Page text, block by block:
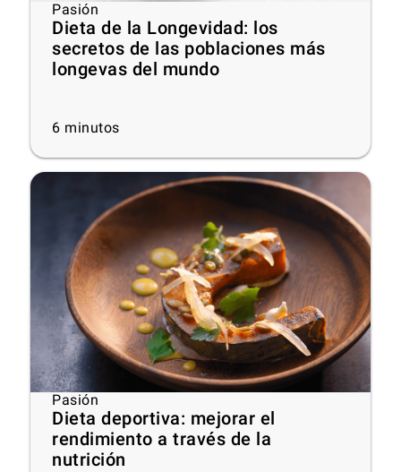
Pasión
Dieta de la Longevidad: los
secretos de las poblaciones más
longevas del mundo
6 minutos
Pasión
Dieta deportiva: mejorar el
rendimiento a través de la
nutrición